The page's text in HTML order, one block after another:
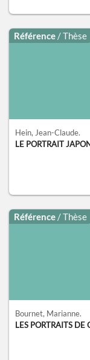
Référence / Thèse
Hein, Jean-Claude.
LE PORTRAIT
Référence / Thèse
Bournet, Marianne.
LES PORTRAITS DE